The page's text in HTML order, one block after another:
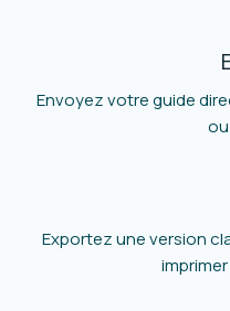
Envoyez votre guide
Exportez une version